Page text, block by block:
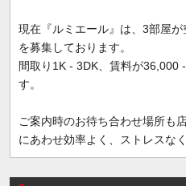
現在『ルミエール』は、3部屋
を募集しております。
間取り1K - 3DK、賃料が36,000
す。
ご案内時のお待ち合わせ場所も
にあわせ効率よく、ストレスな